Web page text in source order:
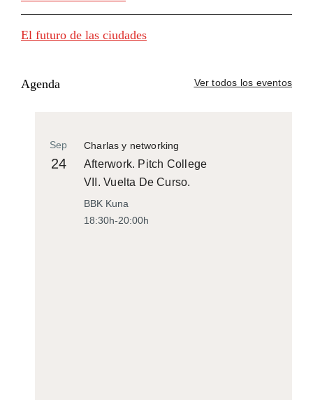
El futuro de las ciudades
Agenda Ver todos los eventos
Charlas y networking
Sep
24
Afterwork. Pitch College
VII. Vuelta De Curso.
BBK Kuna
18:30h-20:00h